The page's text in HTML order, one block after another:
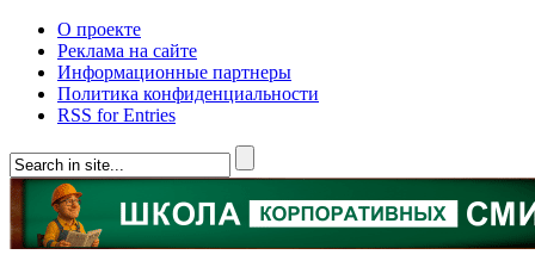
О проекте
Реклама на сайте
Информационные партнеры
Политика конфиденциальности
RSS for Entries